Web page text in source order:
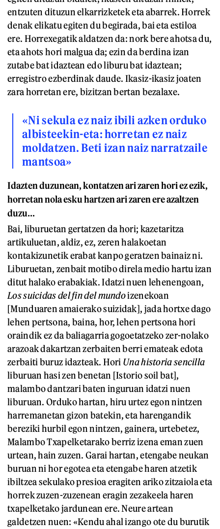
entzuten dituzun elkarrizketek eta abarrek. Horrek
denak elikatu egiten du begirada, bai eta estiloa
ere. Horrexegatik aldatzen da: nork bere ahotsa du,
eta ahots hori malgua da; ezin da berdina izan
zutabe bat idaztean edo liburu bat idaztean;
erregistro ezberdinak daude. Ikasiz-ikasiz joaten
zara horretan ere, bizitzan bertan bezalaxe.
«Ni sekula ez naiz ibili azken orduko
albisteekin-eta: horretan ez naiz
moldatzen. Beti izan naiz narratzaile
mantsoa»
Idazten duzunean, kontatzen ari zaren hori ez ezik,
horretan nola esku hartzen ari zaren ere azaltzen
duzu…
Bai, liburuetan gertatzen da hori; kazetaritza
artikuluetan, aldiz, ez, zeren halakoetan
kontakizunetik erabat kanpo geratzen bainaiz ni.
Liburuetan, zenbait motibo direla medio hartu izan
ditut halako erabakiak. Idatzi nuen lehenengoan,
Los suicidas del fin del mundoizenekoan
[Munduaren amaierako suizidak], jada hortxe dago
lehen pertsona, baina, hor, lehen pertsona hori
oraindik ez da baliagarria gogoetatzeko zer-nolako
arazoak dakartzan zerbaiten berri emateak edota
zerbaiti buruz idazteak. Hori Una historia sencilla
liburuan hasi zen benetan [Istorio soil bat],
malambo dantzari baten inguruan idatzi nuen
liburuan. Orduko hartan, hiru urtez egon nintzen
harremanetan gizon batekin, eta harengandik
bereziki hurbil egon nintzen, gainera, urtebetez,
Malambo Txapelketarako berriz izena eman zuen
urtean, hain zuzen. Garai hartan, etengabe neukan
buruan ni hor egotea eta etengabe haren atzetik
ibiltzea sekulako presioa eragiten ariko zitzaiola eta
horrek zuzen-zuzenean eragin zezakeela haren
txapelketako jardunean ere. Neure artean
galdetzen nuen: «Kendu ahal izango ote du burutik